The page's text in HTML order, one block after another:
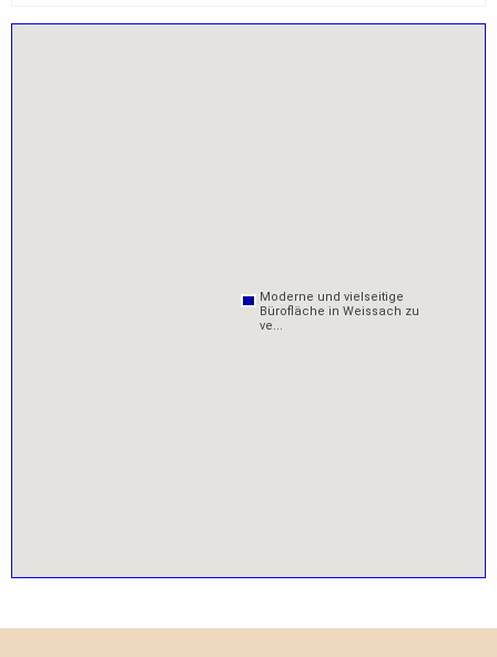
Moderne und vielseitige
Bürofläche in Weissach zu
ve...
Moderne und vielseitige
Bürofläche in Weissach zu
ve...